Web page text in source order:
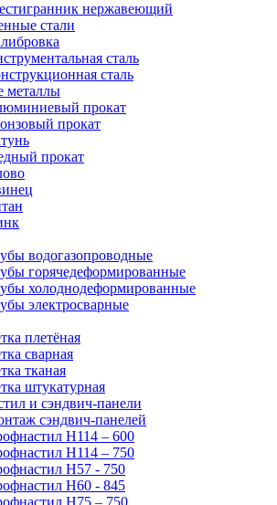
нержавеющий
стали
сталь
сталь
металлы
прокат
прокат
прокат
водогазопроводные
горячедеформированные
холоднодеформированные
электросварные
плетёная
сварная
тканая
штукатурная
и сэндвич-панели
сэндвич-панелей
Н114 – 600
Н114 – 750
Н57 - 750
Н60 - 845
Н75 – 750